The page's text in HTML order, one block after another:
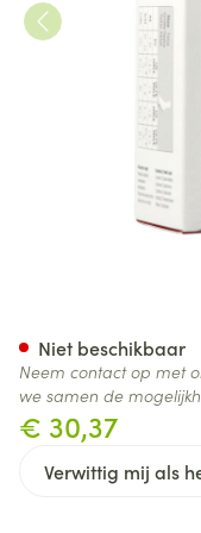
€ 30,37
Verwittig mij als
Niet beschikbaar
Neem contact op met
we samen de